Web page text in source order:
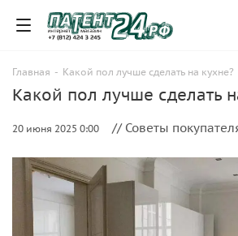
Главная - Какой пол лучше сделать на кухне?
Какой пол лучше сделать
20 июня 2025 0:00 // Советы